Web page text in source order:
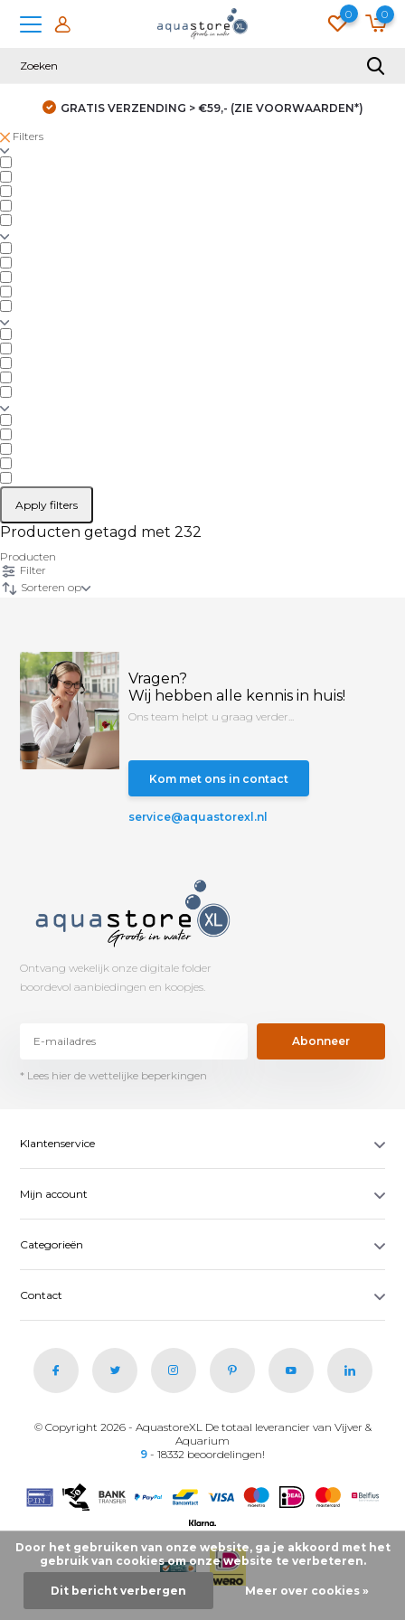
0 0
GRATIS VERZENDING > €59,- (ZIE VOORWAARDEN*)
Filters
Apply filters
Producten getagd met 232
Producten
Filter
Sorteren op
Vragen?
Wij hebben alle kennis in huis!
Ons team helpt u graag verder...
Kom met ons in contact
service@aquastorexl.nl
Ontvang wekelijk onze digitale folder
boordevol aanbiedingen en koopjes.
Abonneer
* Lees hier de wettelijke beperkingen
Klantenservice
Mijn account
Categorieën
Contact
© Copyright 2026 - AquastoreXL De totaal leverancier van Vijver &
Aquarium
9 - 18332 beoordelingen!
Door het gebruiken van onze website, ga je akkoord met het
gebruik van cookies om onze website te verbeteren.
Dit bericht verbergen Meer over cookies »